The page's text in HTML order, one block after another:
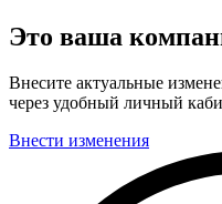
Это ваша
Внесите актуальные
через удобный личный
Внести изменения